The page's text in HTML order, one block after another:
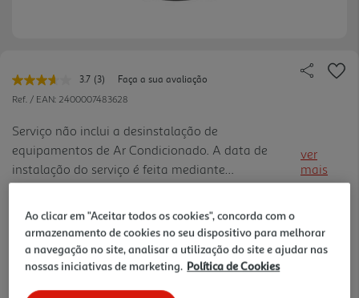
3.7 Leu
3
Link
para
a
mesma
página.
(3)
Faça a sua avaliação
Ref. / EAN: 2400007483628
Serviço não inclui a desinstalação de
equipamentos de Ar Condicionado. A data de
instalação do serviço é feita mediante
agendamento da Empresa responsável pela
do Serviço na Documentação.
ver
mais
14,99 €
Ao clicar em "Aceitar todos os cookies", concorda com o
armazenamento de cookies no seu dispositivo para melhorar
a navegação no site, analisar a utilização do site e ajudar nas
nossas iniciativas de marketing. Política de Cookies